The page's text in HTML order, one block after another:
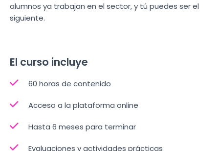
alumnos ya trabajan en el sector, y tú puedes ser el
siguiente.
El curso incluye
60 horas de contenido
Acceso a la plataforma online
Hasta 6 meses para terminar
Evaluaciones y actividades prácticas